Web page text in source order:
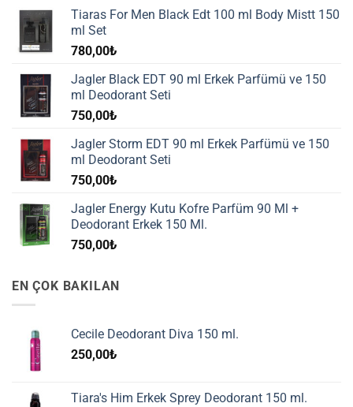
Tiaras For Men Black Edt 100 ml Body Mistt 150
ml Set
780,00₺
Jagler Black EDT 90 ml Erkek Parfümü ve 150
ml Deodorant Seti
750,00₺
Jagler Storm EDT 90 ml Erkek Parfümü ve 150
ml Deodorant Seti
750,00₺
Jagler Energy Kutu Kofre Parfüm 90 Ml +
Deodorant Erkek 150 Ml.
750,00₺
EN ÇOK BAKILAN
Cecile Deodorant Diva 150 ml.
250,00₺
Tiara's Him Erkek Sprey Deodorant 150 ml.